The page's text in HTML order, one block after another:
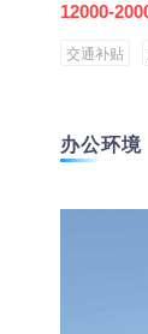
12000-
交通补贴
办公环境